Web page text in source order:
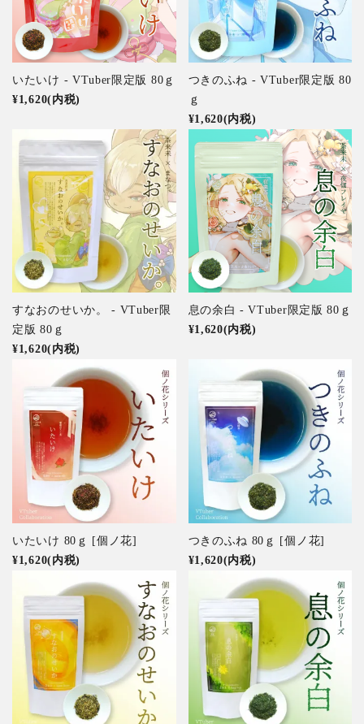
いたいけ - VTuber限定版 80ｇ
¥1,620(内税)
つきのふね - VTuber限定版 80
ｇ
¥1,620(内税)
すなおのせいか。 - VTuber限
定版 80ｇ
¥1,620(内税)
息の余白 - VTuber限定版 80ｇ
¥1,620(内税)
いたいけ 80ｇ [個ノ花]
¥1,620(内税)
つきのふね 80ｇ [個ノ花]
¥1,620(内税)